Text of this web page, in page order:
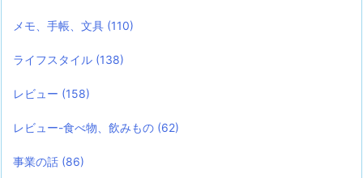
メモ、手帳、文具 (110)
ライフスタイル (138)
レビュー (158)
レビュー-食べ物、飲みもの (62)
事業の話 (86)